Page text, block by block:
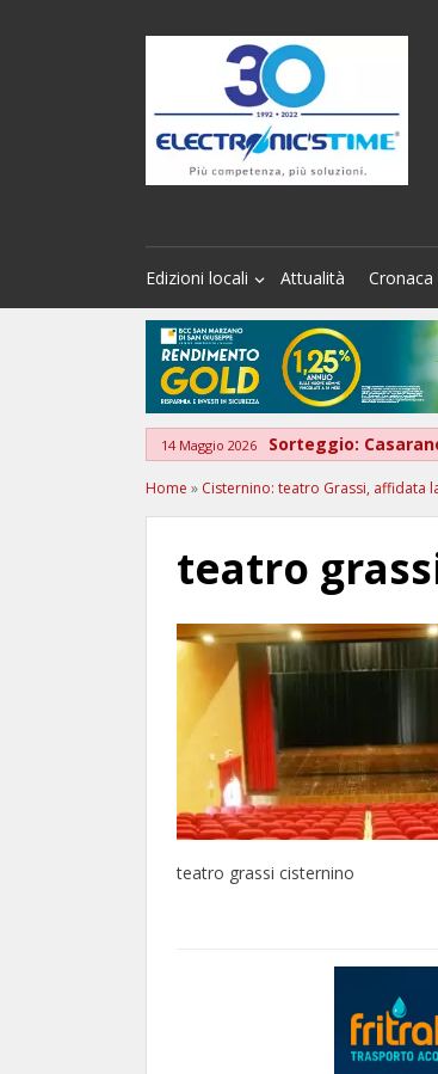
Edizioni locali Attualità Cronaca
14 Maggio 2026 Sorteggio:
Home » Cisternino: teatro Grassi, affidata
teatro
teatro grassi cisternino